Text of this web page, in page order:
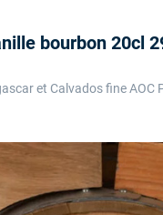
bourbon 20cl
et Calvados fine